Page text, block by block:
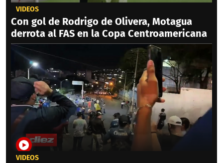
VIDEOS
Con gol de Rodrigo de Olivera, Motagua
derrota al FAS en la Copa Centroamericana
VIDEOS